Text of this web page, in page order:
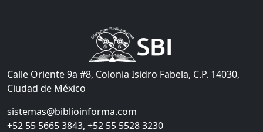
Calle Oriente 9a #8, Colonia Isidro Fabela, C.P. 14030,
Ciudad de México
sistemas@biblioinforma.com
+52 55 5665 3843, +52 55 5528 3230